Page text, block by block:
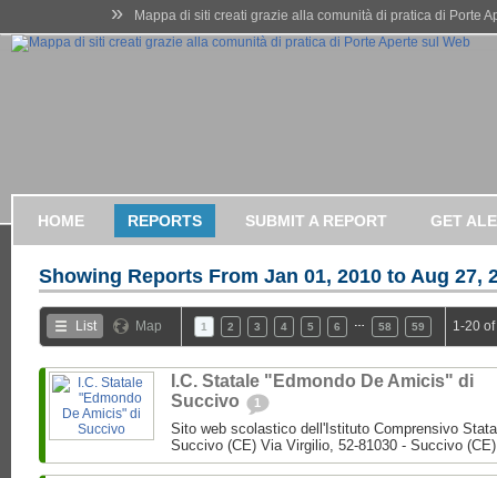
» Mappa di siti creati grazie alla comunità di pratica di Porte
HOME REPORTS SUBMIT A REPORT GET
Showing Reports From Jan 01, 2010 to Aug 27,
List Map 1 2 3 4 5 6 58 59 1-20
I.C. Statale "Edmondo De Amicis" di
Succivo
1
Sito web scolastico dell'Istituto Comprensivo
Succivo (CE) Via Virgilio, 52-81030 - Succivo